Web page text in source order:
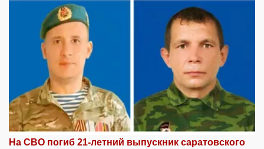
На СВО погиб 21-летний выпускник саратовского